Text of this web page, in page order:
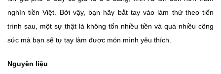
nghìn tiền Việt. Bởi vậy, bạn hãy bắt tay vào làm thử theo tiến
trình sau, một sự thật là không tốn nhiều tiền và quá nhiều công
sức mà bạn sẽ tự tay làm được món mình yêu thích.
Nguyên liệu